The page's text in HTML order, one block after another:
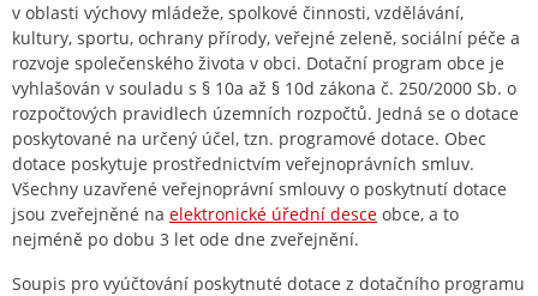
v oblasti výchovy mládeže, spolkové činnosti, vzdělávání,
kultury, sportu, ochrany přírody, veřejné zeleně, sociální péče a
rozvoje společenského života v obci. Dotační program obce je
vyhlašován v souladu s § 10a až § 10d zákona č. 250/2000 Sb. o
rozpočtových pravidlech územních rozpočtů. Jedná se o dotace
poskytované na určený účel, tzn. programové dotace. Obec
dotace poskytuje prostřednictvím veřejnoprávních smluv.
Všechny uzavřené veřejnoprávní smlouvy o poskytnutí dotace
jsou zveřejněné na elektronické úřední desce obce, a to
nejméně po dobu 3 let ode dne zveřejnění.
Soupis pro vyúčtování poskytnuté dotace z dotačního programu